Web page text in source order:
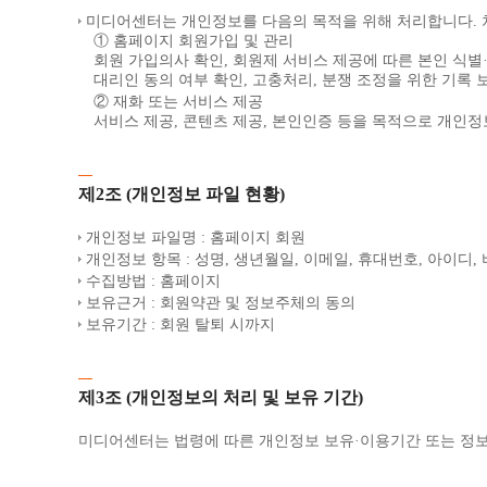
미디어센터는 개인정보를 다음의 목적을 위해 처리합니다
① 홈페이지 회원가입 및 관리
회원 가입의사 확인, 회원제 서비스 제공에 따른 본인 식
대리인 동의 여부 확인, 고충처리, 분쟁 조정을 위한 기록
② 재화 또는 서비스 제공
서비스 제공, 콘텐츠 제공, 본인인증 등을 목적으로 개인
제2조 (개인정보 파일 현황)
개인정보 파일명 : 홈페이지 회원
개인정보 항목 : 성명, 생년월일, 이메일, 휴대번호, 아이디,
수집방법 : 홈페이지
보유근거 : 회원약관 및 정보주체의 동의
보유기간 : 회원 탈퇴 시까지
제3조 (개인정보의 처리 및 보유 기간)
미디어센터는 법령에 따른 개인정보 보유·이용기간 또는